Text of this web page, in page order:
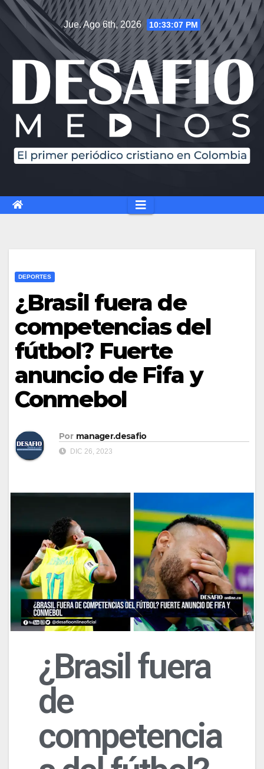
Jue. Ago 6th, 2026 10:33:08 PM
DEPORTES
¿Brasil fuera de
competencias del
fútbol? Fuerte
anuncio de Fifa y
Conmebol
Por manager.desafio
DIC 26, 2023
¿Brasil fuera
de
competencia